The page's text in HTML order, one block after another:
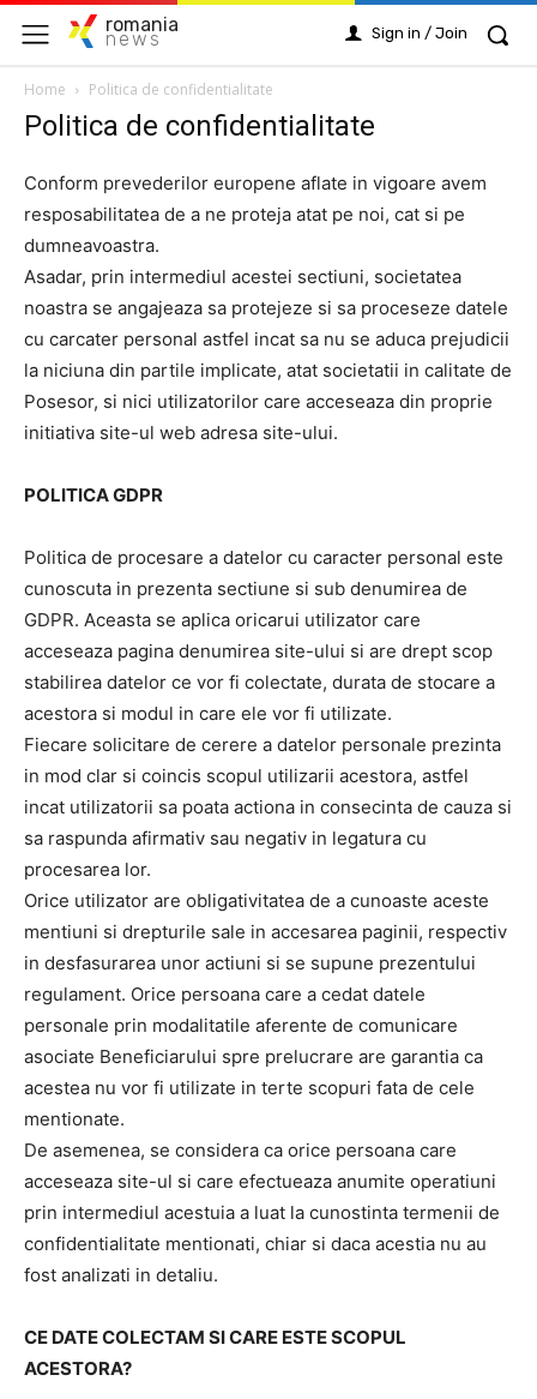
romania
news Sign in / Join
Home Politica de confidentialitate
Politica de confidentialitate
Conform prevederilor europene aflate in vigoare avem
resposabilitatea de a ne proteja atat pe noi, cat si pe
dumneavoastra.
Asadar, prin intermediul acestei sectiuni, societatea
noastra se angajeaza sa protejeze si sa proceseze datele
cu carcater personal astfel incat sa nu se aduca prejudicii
la niciuna din partile implicate, atat societatii in calitate de
Posesor, si nici utilizatorilor care acceseaza din proprie
initiativa site-ul web adresa site-ului.
POLITICA GDPR
Politica de procesare a datelor cu caracter personal este
cunoscuta in prezenta sectiune si sub denumirea de
GDPR. Aceasta se aplica oricarui utilizator care
acceseaza pagina denumirea site-ului si are drept scop
stabilirea datelor ce vor fi colectate, durata de stocare a
acestora si modul in care ele vor fi utilizate.
Fiecare solicitare de cerere a datelor personale prezinta
in mod clar si coincis scopul utilizarii acestora, astfel
incat utilizatorii sa poata actiona in consecinta de cauza si
sa raspunda afirmativ sau negativ in legatura cu
procesarea lor.
Orice utilizator are obligativitatea de a cunoaste aceste
mentiuni si drepturile sale in accesarea paginii, respectiv
in desfasurarea unor actiuni si se supune prezentului
regulament. Orice persoana care a cedat datele
personale prin modalitatile aferente de comunicare
asociate Beneficiarului spre prelucrare are garantia ca
acestea nu vor fi utilizate in terte scopuri fata de cele
mentionate.
De asemenea, se considera ca orice persoana care
acceseaza site-ul si care efectueaza anumite operatiuni
prin intermediul acestuia a luat la cunostinta termenii de
confidentialitate mentionati, chiar si daca acestia nu au
fost analizati in detaliu.
CE DATE COLECTAM SI CARE ESTE SCOPUL
ACESTORA?